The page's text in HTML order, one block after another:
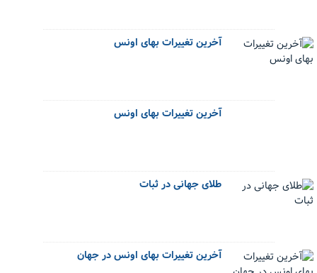
آخرین تغییرات بهای اونس
آخرین تغییرات بهای اونس
طلای جهانی در ثبات
آخرین تغییرات بهای اونس در جهان